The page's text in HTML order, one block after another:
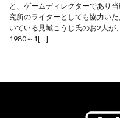
と、ゲームディレクターであり
究所のライターとしても協力い
いている見城こうじ氏のお2人が、
1980～1[…]